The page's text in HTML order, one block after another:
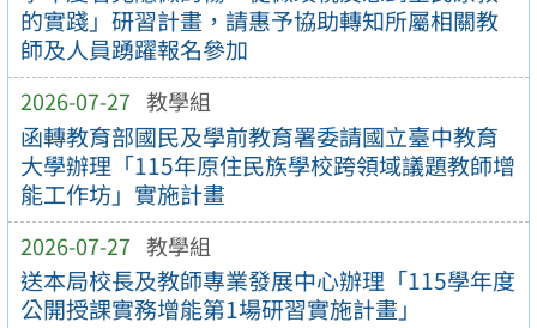
的實踐」研習計畫，請惠予協助轉知所屬相關教
師及人員踴躍報名參加
2026-07-27 教學組
函轉教育部國民及學前教育署委請國立臺中教育
大學辦理「115年原住民族學校跨領域議題教師增
能工作坊」實施計畫
2026-07-27 教學組
送本局校長及教師專業發展中心辦理「115學年度
公開授課實務增能第1場研習實施計畫」